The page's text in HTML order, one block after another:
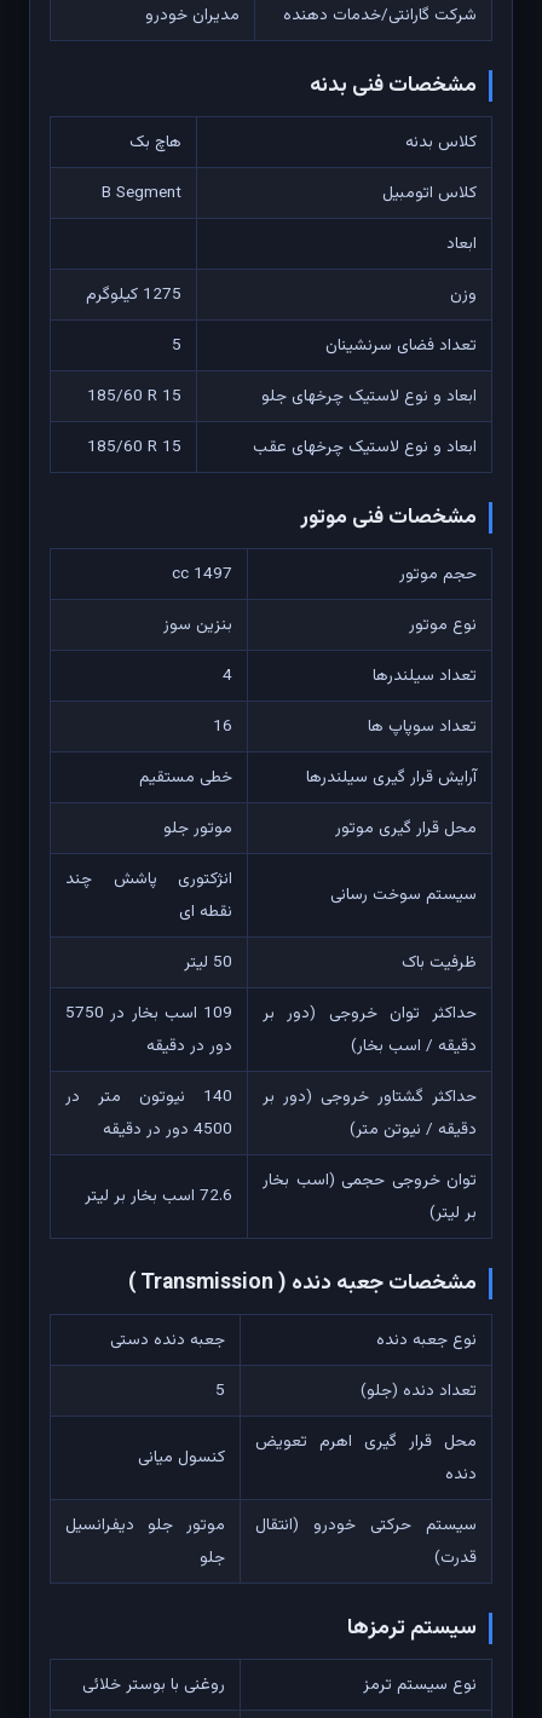
شرکت گارانتی/خدمات دهنده
مدیران خودرو
مشخصات فنی بدنه
کلاس بدنه
هاچ بک
کلاس اتومبیل
B Segment
ابعاد
وزن
1275 کیلوگرم
تعداد فضای سرنشینان
5
ابعاد و نوع لاستیک چرخهای جلو
185/60 R 15
ابعاد و نوع لاستیک چرخهای عقب
185/60 R 15
مشخصات فنی موتور
حجم موتور
1497 cc
نوع موتور
بنزین سوز
تعداد سیلندرها
4
تعداد سوپاپ ها
16
آرایش قرار گیری سیلندرها
خطی مستقیم
محل قرار گیری موتور
موتور جلو
سیستم سوخت رسانی
انژکتوری پاشش چند
نقطه ای
ظرفیت باک
50 لیتر
حداکثر توان خروجی (دور بر
دقیقه / اسب بخار)
109 اسب بخار در 5750
دور در دقیقه
حداکثر گشتاور خروجی (دور بر
دقیقه / نیوتن متر)
140 نیوتون متر در
4500 دور در دقیقه
توان خروجی حجمی (اسب بخار
بر لیتر)
72.6 اسب بخار بر لیتر
مشخصات جعبه دنده ( Transmission )
نوع جعبه دنده
جعبه دنده دستی
تعداد دنده (جلو)
5
محل قرار گیری اهرم تعویض
دنده
کنسول میانی
سیستم حرکتی خودرو (انتقال
قدرت)
موتور جلو دیفرانسیل
جلو
سیستم ترمزها
نوع سیستم ترمز
روغنی با بوستر خلائی